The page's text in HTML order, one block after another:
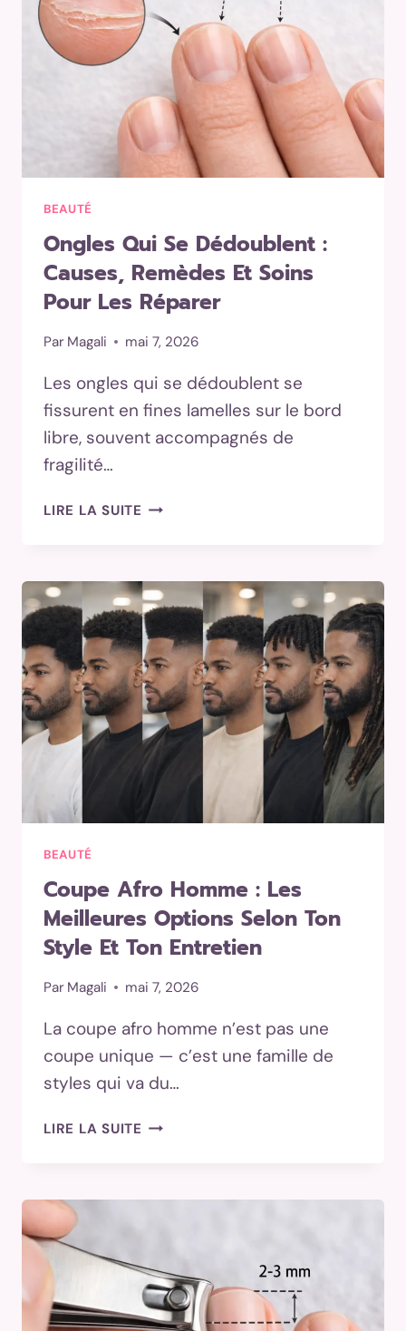
T-
ON
INSTITUT
OU
DOMICILE
BEAUTÉ
Ongles Qui Se Dédoublent :
Causes, Remèdes Et Soins
Pour Les Réparer
Par Magali mai 7, 2026
Les ongles qui se dédoublent se
fissurent en fines lamelles sur le bord
libre, souvent accompagnés de
fragilité…
LIRE LA SUITE ONGLES
:
CAUSES,
REMÈDES
ET
SOINS
POUR
LES
RÉPARER
BEAUTÉ
Coupe Afro Homme : Les
Meilleures Options Selon Ton
Style Et Ton Entretien
Par Magali mai 7, 2026
La coupe afro homme n’est pas une
coupe unique — c’est une famille de
styles qui va du…
LIRE LA SUITE COUPE
SELON
TON
STYLE